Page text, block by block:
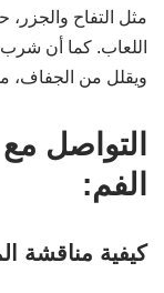
مثل التفاح
اللعاب. كما أن شرب
ويقلل من الجفاف،
التواصل
الفم:
كيفية مناقشة